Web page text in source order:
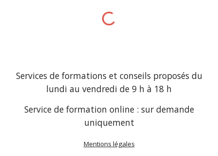
Services de formations et conseils proposés du
lundi au vendredi de 9 h à 18 h
Service de formation online : sur demande
uniquement
Mentions légales